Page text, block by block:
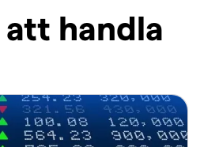
handla